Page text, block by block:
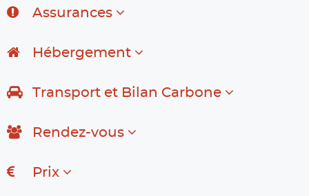
Assurances
Hébergement
Transport et Bilan Carbone
Rendez-vous
Prix